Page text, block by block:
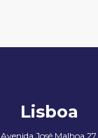
Lisboa
Avenida José Malhoa 27,